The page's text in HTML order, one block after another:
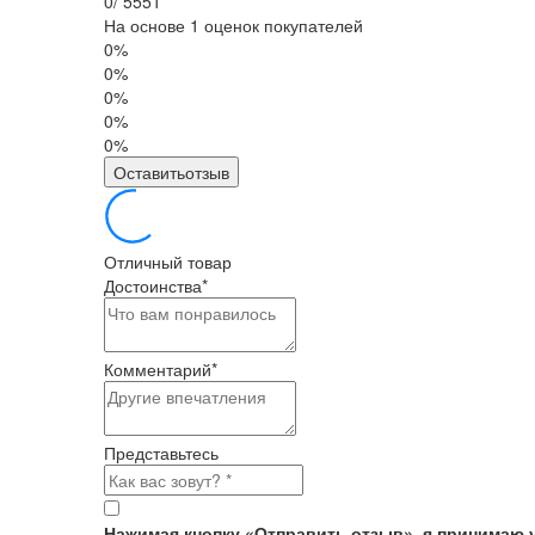
На основе 1 оценок покупателей
0%
0%
0%
0%
0%
Оставитьотзыв
Отличный товар
Достоинства*
Комментарий*
Представьтесь